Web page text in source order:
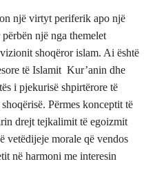
një virtyt periferik apo një
një nga themelet
shoqëror islam. Ai është
të Islamit Kur’anin dhe
i pjekurisë shpirtërore të
Përmes konceptit të
drejt tejkalimit të egoizmit
vetëdijeje morale që vendos
në harmoni me interesin